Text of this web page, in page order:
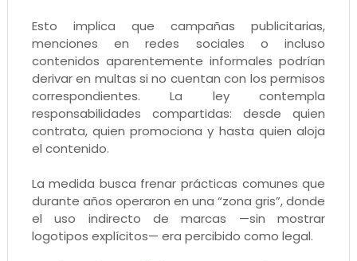
Esto implica que campañas publicitarias,
menciones en redes sociales o incluso
contenidos aparentemente informales podrían
derivar en multas si no cuentan con los permisos
correspondientes. La ley contempla
responsabilidades compartidas: desde quien
contrata, quien promociona y hasta quien aloja
el contenido.
La medida busca frenar prácticas comunes que
durante años operaron en una “zona gris”, donde
el uso indirecto de marcas —sin mostrar
logotipos explícitos— era percibido como legal.